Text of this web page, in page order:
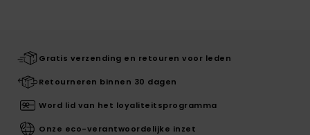
Gratis verzending en retouren voor leden
Retourneren binnen 30 dagen
Word lid van het loyaliteitsprogramma
Onze eco-verantwoordelijke inzet